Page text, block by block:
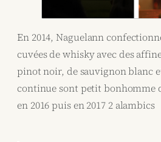
En 2014, Naguelann
cuvées de whisky avec des
pinot noir, de sauvignon blanc
continue sont petit bonhomme
en 2016 puis en 2017 2 alambics